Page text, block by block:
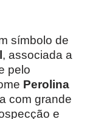
símbolo de
, associada a
pelo
Perolina
com grande
e